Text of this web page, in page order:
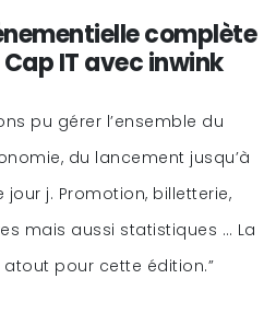
complète
IT avec inwink
pu gérer l’ensemble du
du lancement jusqu’à
j. Promotion, billetterie,
mais aussi statistiques … La
pour cette édition.”